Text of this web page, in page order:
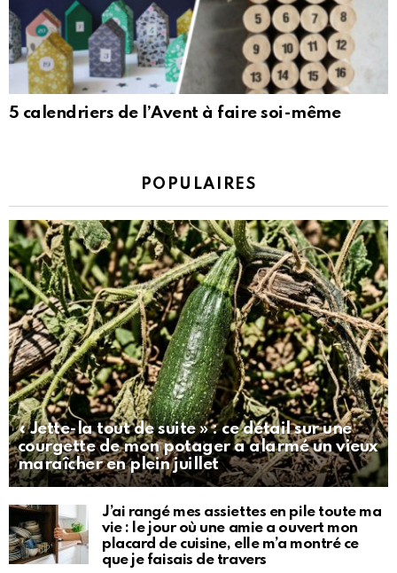
5 calendriers de l’Avent à faire soi-même
POPULAIRES
« Jette-la tout de suite » : ce détail sur une
courgette de mon potager a alarmé un vieux
maraîcher en plein juillet
J’ai rangé mes assiettes en pile toute ma
vie : le jour où une amie a ouvert mon
placard de cuisine, elle m’a montré ce
que je faisais de travers